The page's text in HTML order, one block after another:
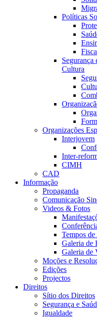
Políticas
Segurança
Cultura
Organizações
Interjovem
Inter-
CIMH
CAD
Informação
Propaganda
Comunicação
Videos & Fotos
Tempos de
Galeria de
Galeria de
Moções e
Edições
Projectos
Direitos
Sítio dos Direitos
Segurança e
Igualdade